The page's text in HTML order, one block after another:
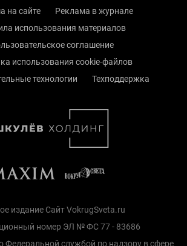
на сайте
Реклама в журнале
использования материалов
соглашение
использования cookie-файлов
технологии
Техподдержка
издание Сайт VokrugSveta.ru
номер ЭЛ № ФС 77 - 83686
Федеральной службой по надзору в сфере